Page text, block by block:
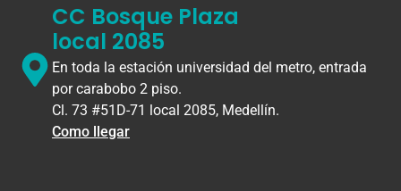
CC Bosque Plaza
local 2085
En toda la estación universidad del metro, entrada
por carabobo 2 piso.
Cl. 73 #51D-71 local 2085, Medellín.
Como llegar